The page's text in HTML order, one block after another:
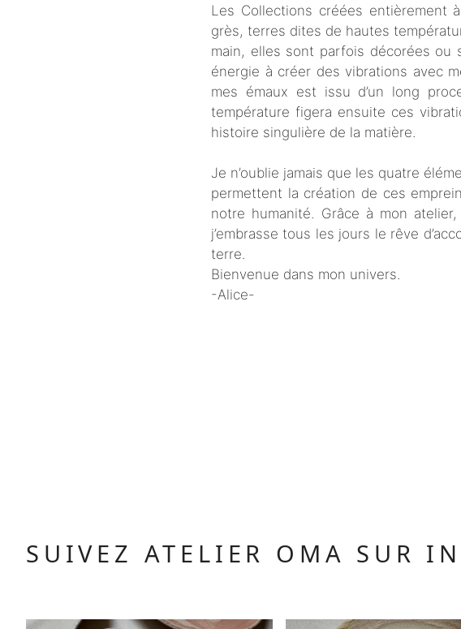
Les Collections créées entièrement
grès, terres dites de hautes
main, elles sont parfois décorées ou
énergie à créer des vibrations avec
mes émaux est issu d’un long
température figera ensuite ces
histoire singulière de la matière.
Je n’oublie jamais que les quatre
permettent la création de ces
notre humanité. Grâce à mon
j’embrasse tous les jours le rêve
terre.
Bienvenue dans mon univers.
-Alice-
SUIVEZ ATELIER OMA SUR